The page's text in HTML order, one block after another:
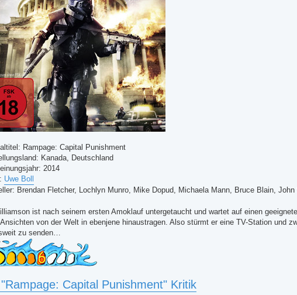
Rampage: Capital Punishment
Kanada, Deutschland
2014
Uwe Boll
Brendan Fletcher, Lochlyn Munro, Mike Dopud, Michaela Mann, Bruce Blain, John
ist nach seinem ersten Amoklauf untergetaucht und wartet auf einen
von der Welt in ebenjene hinaustragen. Also stürmt er eine TV-Station und
zu senden…
Capital Punishment" Kritik